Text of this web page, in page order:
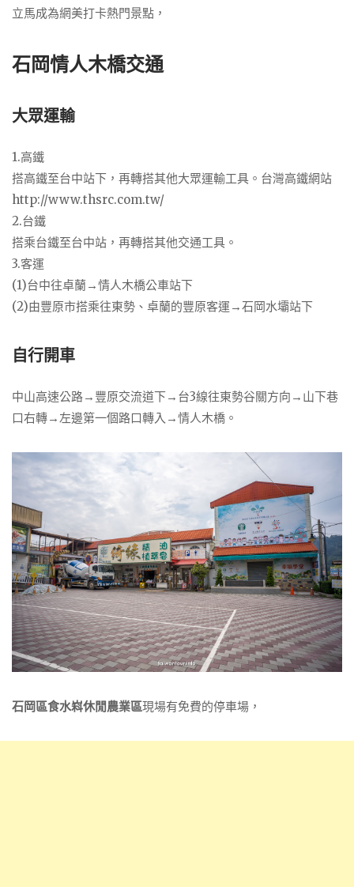
立馬成為網美打卡熱門景點，
石岡情人木橋交通
大眾運輸
1.高鐵
搭高鐵至台中站下，再轉搭其他大眾運輸工具。台灣高鐵網站
http://www.thsrc.com.tw/
2.台鐵
搭乘台鐵至台中站，再轉搭其他交通工具。
3.客運
(1)台中往卓蘭→情人木橋公車站下
(2)由豐原市搭乘往東勢、卓蘭的豐原客運→石岡水壩站下
自行開車
中山高速公路→豐原交流道下→台3線往東勢谷關方向→山下巷
口右轉→左邊第一個路口轉入→情人木橋。
石岡區食水嵙休閒農業區現場有免費的停車場，